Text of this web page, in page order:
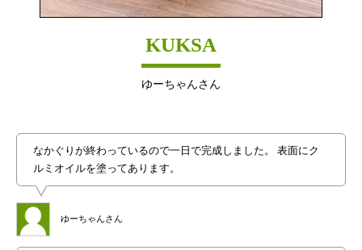
KUKSA
ゆーちゃんさん
ゆーちゃんさん
なかぐりが終わっているので一日で完成しました。 表面にク
ルミオイルを塗ってあります。